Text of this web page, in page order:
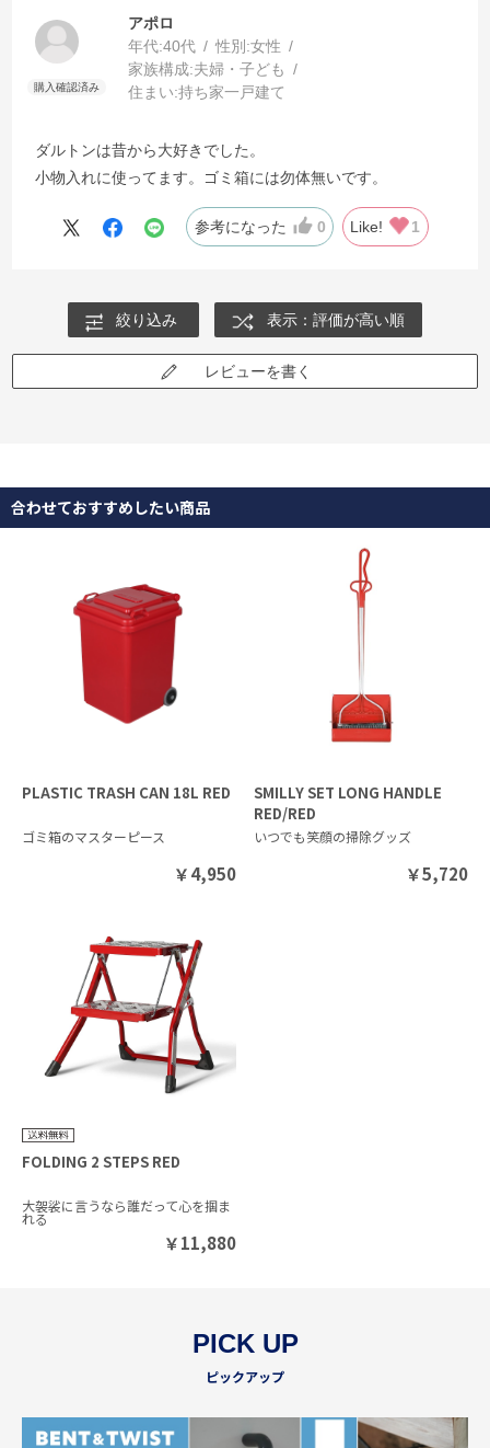
アポロ
年代:40代 性別:女性
家族構成:夫婦・子ども
住まい:持ち家一戸建て
ダルトンは昔から大好きでした。
小物入れに使ってます。ゴミ箱には勿体無いです。
参考になった 0 Like! 1
絞り込み 表示：評価が高い順
レビューを書く
合わせておすすめしたい商品
PLASTIC TRASH CAN 18L RED
ゴミ箱のマスターピース
￥4,950
SMILLY SET LONG HANDLE
RED/RED
いつでも笑顔の掃除グッズ
￥5,720
FOLDING 2 STEPS RED
大袈裟に言うなら誰だって心を掴ま
れる
￥11,880
PICK UP
ピックアップ